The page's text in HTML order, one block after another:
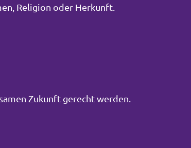
Religion oder Herkunft.
Zukunft gerecht werden.